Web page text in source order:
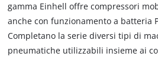
gamma Einhell offre compressori
anche con funzionamento a batteria
Completano la serie diversi tipi di
pneumatiche utilizzabili insieme ai